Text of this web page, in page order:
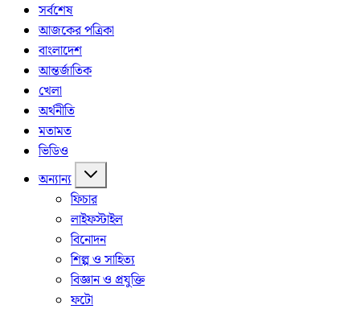
সর্বশেষ
আজকের পত্রিকা
বাংলাদেশ
আন্তর্জাতিক
খেলা
অর্থনীতি
মতামত
ভিডিও
অন্যান্য
ফিচার
লাইফস্টাইল
বিনোদন
শিল্প ও সাহিত্য
বিজ্ঞান ও প্রযুক্তি
ফটো